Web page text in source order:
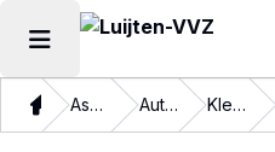
Hoofdmenu openen
ThuisAssortiment Autolakken Kleurlakken